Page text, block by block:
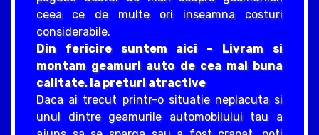
ceea ce de multe ori inseamna costuri
considerabile.
Din fericire suntem aici – Livram si
montam geamuri auto de cea mai buna
calitate, la preturi atractive
Daca ai trecut printr-o situatie neplacuta si
unul dintre geamurile automobilului tau a